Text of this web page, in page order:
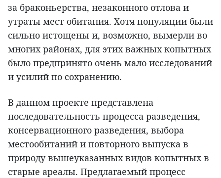
за браконьерства, незаконного отлова и
утраты мест обитания. Хотя популяции были
сильно истощены и, возможно, вымерли во
многих районах, для этих важных копытных
было предпринято очень мало исследований
и усилий по сохранению.
В данном проекте представлена
последовательность процесса разведения,
консервационного разведения, выбора
местообитаний и повторного выпуска в
природу вышеуказанных видов копытных в
старые ареалы. Предлагаемый процесс